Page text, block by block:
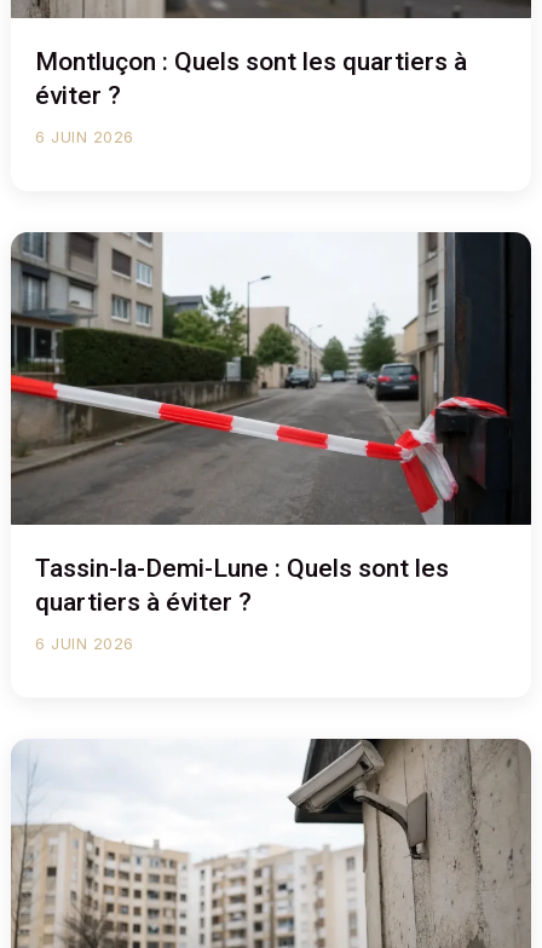
Montluçon : Quels sont les quartiers à
éviter ?
6 JUIN 2026
Tassin-la-Demi-Lune : Quels sont les
quartiers à éviter ?
6 JUIN 2026